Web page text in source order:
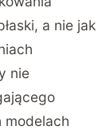
a nie jak
nie
modelach